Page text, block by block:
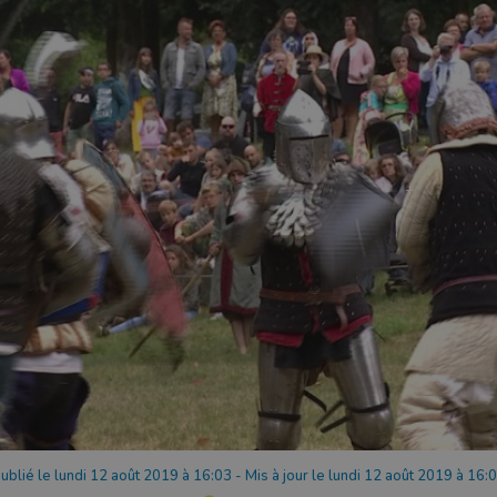
le lundi 12 août 2019 à 16:03 - Mis à jour le lundi 12 août 2019 à